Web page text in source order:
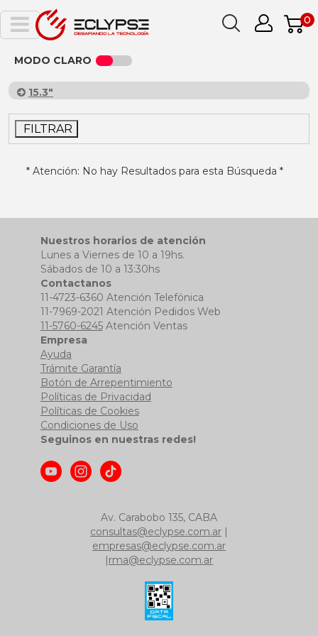
0
MODO CLARO
15.3"
FILTRAR
* Atención: No hay Resultados para esta Búsqueda *
Nuestros horarios de atención
Lunes a Viernes de 10 a 19hs.
Sábados de 10 a 13:30hs
Contactanos
11-4723-6360 Atención Telefónica
11-7969-2021 Atención Pedidos Web
11-5760-6245Atención Ventas
Empresa
Ayuda
Trámite Garantía
Botón de Arrepentimiento
Políticas de Privacidad
Políticas de Cookies
Condiciones de Uso
Seguinos en nuestras redes!
Av. Carabobo 135, CABA
consultas@eclypse.com.ar
empresas@eclypse.com.ar
rma@eclypse.com.ar